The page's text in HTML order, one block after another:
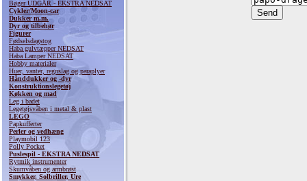
Bøger UDGÅR - EKSTRA NEDSAT
Cykler/Moon-car
Dukker m.m.
Dyr og tilbehør
Figurer
Fødselsdagstog
Haba gulvtæpper NEDSAT
Haba Lamper NEDSAT
Hobby materialer
Huer, vanter, regnslag og paraplyer
Hånddukker og -dyr
Konstruktionslegetøj
Køkken og mad
Leg i badet
Legetøjsvåben i metal & plast
LEGO
Papkufferter
Perler og vedhæng
Playmobil 123
Polly Pocket
Puslespil - EKSTRA NEDSAT
Rytmik instrumenter
Skumvåben og armbrøst
Smykker, Solbriller, Ure